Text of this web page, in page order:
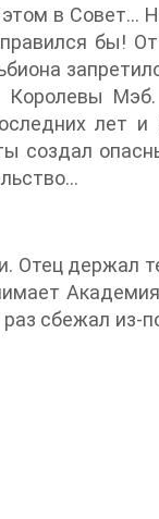
в Совет...
бы!
Королевы
лет
Отец держал
сбежал из-